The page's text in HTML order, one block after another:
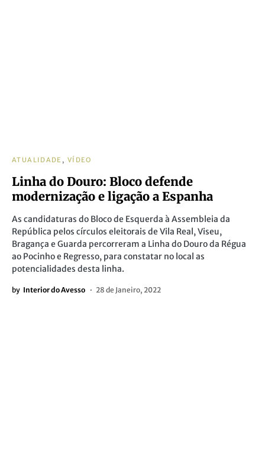
ATUALIDADE VÍDEO
Linha do Douro: Bloco defende
modernização e ligação a Espanha
As candidaturas do Bloco de Esquerda à Assembleia da
República pelos círculos eleitorais de Vila Real, Viseu,
Bragança e Guarda percorreram a Linha do Douro da Régua
ao Pocinho e Regresso, para constatar no local as
potencialidades desta linha.
by Interior do Avesso 28 de Janeiro, 2022